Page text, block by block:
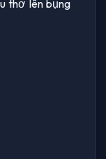
thơ lên bụng